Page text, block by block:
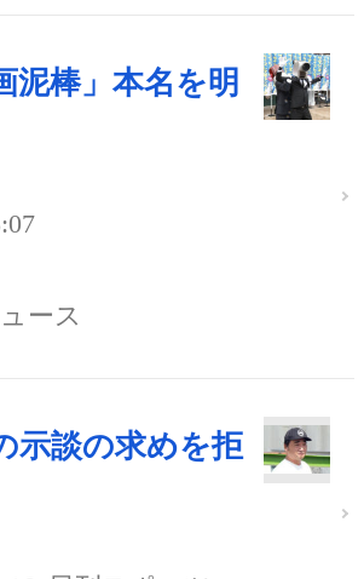
泥棒」本名を明
ース
示談の求めを拒